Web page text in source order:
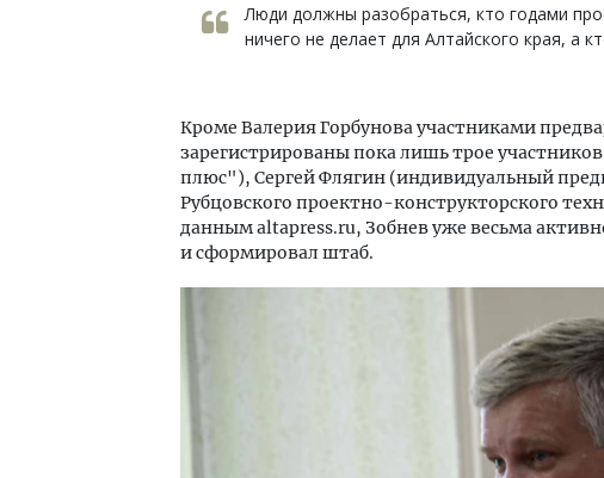
Люди должны разобраться, кто годами
ничего не делает для Алтайского края, а
Кроме Валерия Горбунова участниками
зарегистрированы пока лишь трое
плюс"), Сергей Флягин (индивидуальный
Рубцовского проектно-конструкторского
данным altapress.ru, Зобнев уже весьма
и сформировал штаб.